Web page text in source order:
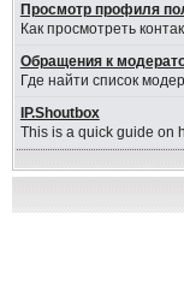
Просмотр профиля
Как просмотреть
Обращения к
Где найти список
IP.Shoutbox
This is a quick guide on